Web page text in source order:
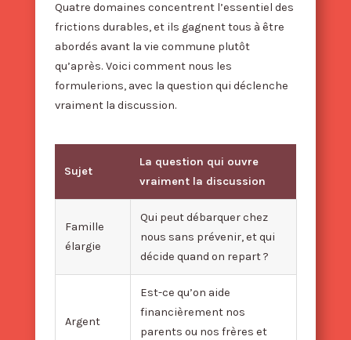
Quatre domaines concentrent l’essentiel des
frictions durables, et ils gagnent tous à être
abordés avant la vie commune plutôt
qu’après. Voici comment nous les
formulerions, avec la question qui déclenche
vraiment la discussion.
Sujet
La question qui ouvre
vraiment la discussion
Famille
élargie
Qui peut débarquer chez
nous sans prévenir, et qui
décide quand on repart ?
Argent
Est-ce qu’on aide
financièrement nos
parents ou nos frères et